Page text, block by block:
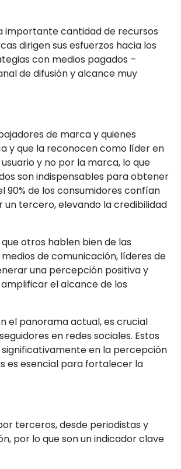
importante cantidad de recursos
dirigen sus esfuerzos hacia los
con medios pagados –
de difusión y alcance muy
de marca y quienes
y que la reconocen como líder en
y no por la marca, lo que
son indispensables para obtener
90% de los consumidores confían
un tercero, elevando la credibilidad
otros hablen bien de las
de comunicación, líderes de
una percepción positiva y
el alcance de los
el panorama actual, es crucial
en redes sociales. Estos
en la percepción
es esencial para fortalecer la
terceros, desde periodistas y
por lo que son un indicador clave